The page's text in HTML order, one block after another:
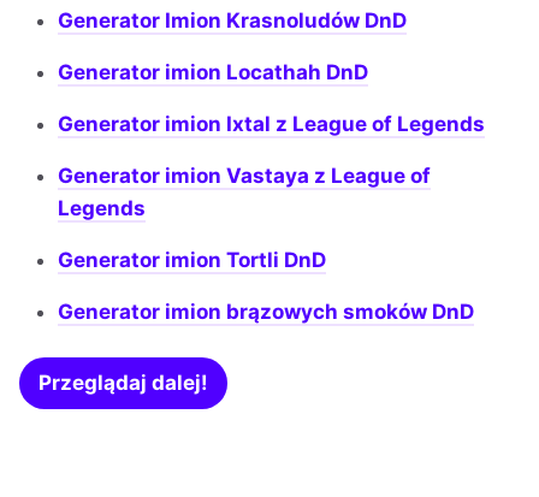
Generator Imion Krasnoludów DnD
Generator imion Locathah DnD
Generator imion Ixtal z League of Legends
Generator imion Vastaya z League of
Legends
Generator imion Tortli DnD
Generator imion brązowych smoków DnD
Przeglądaj dalej!